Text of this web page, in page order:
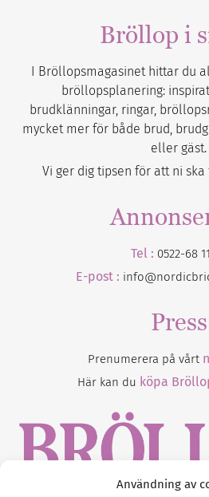
Användning av
Bröllop i
I Bröllopsmagasinet hittar du
bröllopsplanering:
brudklänningar, ringar,
mycket mer för både brud,
eller gäst.
Vi ger dig tipsen för att ni
Tel : 0522-68
E-post :
Press
Prenumerera på vårt
Här kan du köpa